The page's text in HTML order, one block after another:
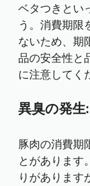
ベタつきとい
う。消費期限
ないため、期
品の安全性と
に注意してく
異臭の発生:
豚肉の消費期
とがあります
りがあります